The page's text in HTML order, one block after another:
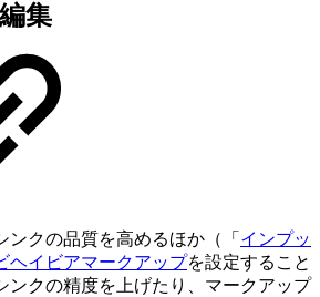
集
ンクの品質を高めるほか（「 インプッ
ヘイビアマークアップを設定すること
ンクの精度を上げたり、マークアップ